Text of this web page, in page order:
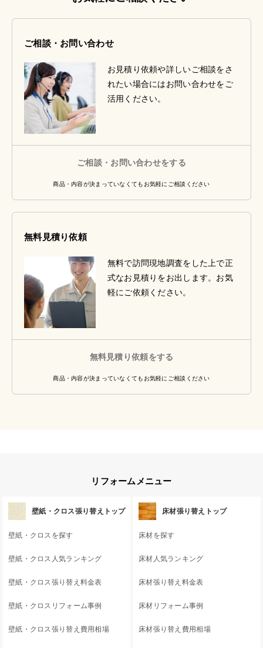
ご相談・お問い合わせ
お見積り依頼や詳しいご相談をさ
れたい場合にはお問い合わせをご
活用ください。
ご相談・お問い合わせをする
商品・内容が決まっていなくてもお気軽にご相談ください
無料見積り依頼
無料で訪問現地調査をした上で正
式なお見積りをお出します。お気
軽にご依頼ください。
無料見積り依頼をする
商品・内容が決まっていなくてもお気軽にご相談ください
リフォームメニュー
壁紙・クロス張り替えトップ
壁紙・クロスを探す
壁紙・クロス人気ランキング
壁紙・クロス張り替え料金表
壁紙・クロスリフォーム事例
壁紙・クロス張り替え費用相場
床材張り替えトップ
床材を探す
床材人気ランキング
床材張り替え料金表
床材リフォーム事例
床材張り替え費用相場